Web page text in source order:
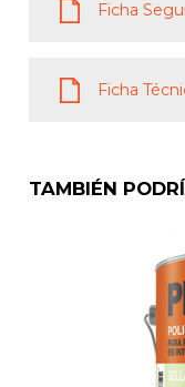
Ficha
Ficha
TAMBIÉN